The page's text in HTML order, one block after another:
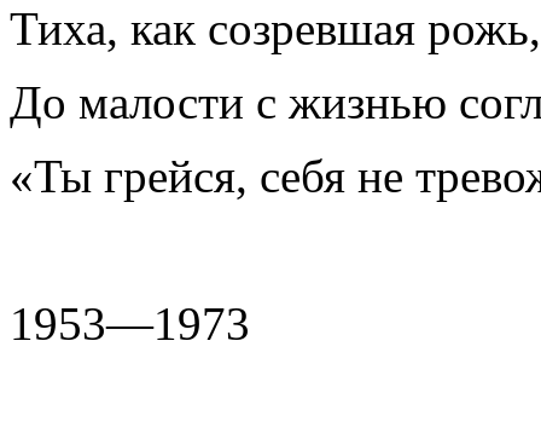
Тиха, как созревшая рожь,
До малости с жизнью
«Ты грейся, себя не
1953—1973